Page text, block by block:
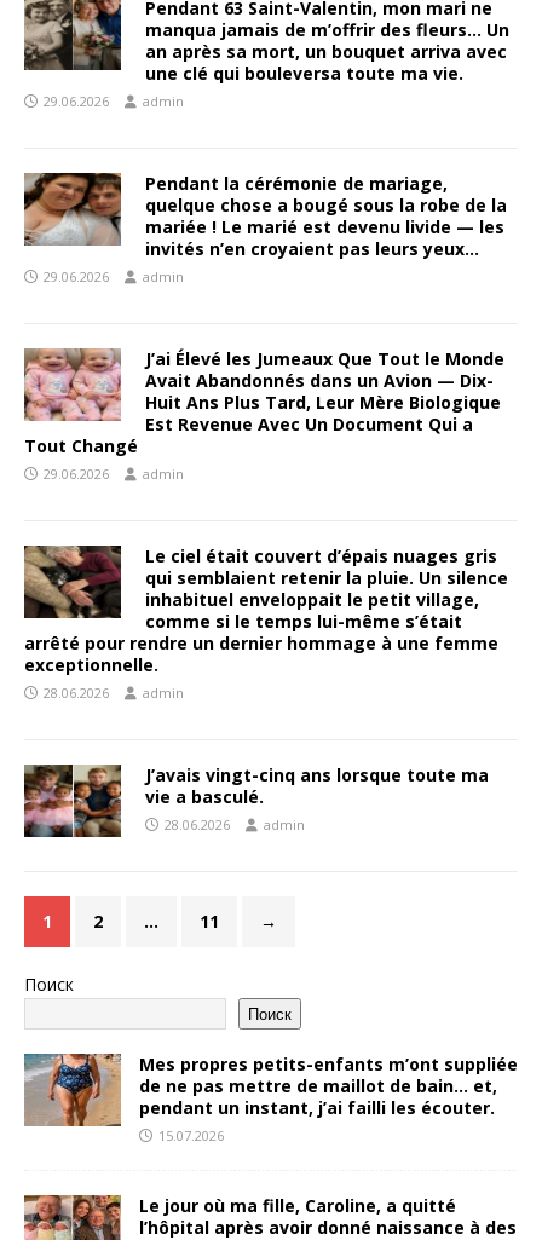
Pendant 63 Saint-Valentin, mon mari ne
manqua jamais de m’offrir des fleurs… Un
an après sa mort, un bouquet arriva avec
une clé qui bouleversa toute ma vie.
29.06.2026 admin
Pendant la cérémonie de mariage,
quelque chose a bougé sous la robe de la
mariée ! Le marié est devenu livide — les
invités n’en croyaient pas leurs yeux…
29.06.2026 admin
J’ai Élevé les Jumeaux Que Tout le Monde
Avait Abandonnés dans un Avion — Dix-
Huit Ans Plus Tard, Leur Mère Biologique
Est Revenue Avec Un Document Qui a
Tout Changé
29.06.2026 admin
Le ciel était couvert d’épais nuages gris
qui semblaient retenir la pluie. Un silence
inhabituel enveloppait le petit village,
comme si le temps lui-même s’était
arrêté pour rendre un dernier hommage à une femme
exceptionnelle.
28.06.2026 admin
J’avais vingt-cinq ans lorsque toute ma
vie a basculé.
28.06.2026 admin
1 2 … 11 →
Поиск
Поиск
Mes propres petits-enfants m’ont suppliée
de ne pas mettre de maillot de bain… et,
pendant un instant, j’ai failli les écouter.
15.07.2026
Le jour où ma fille, Caroline, a quitté
l’hôpital après avoir donné naissance à des